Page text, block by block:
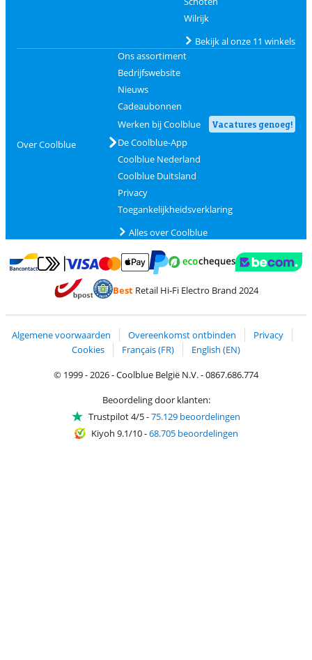
Wilrijk
Bekijk al onze 11 winkels
Over Coolblue
Ons assortiment
Bedrijfswebsite
Nieuws
Cadeaubonnen
Werken bij Coolblue
Vacatures genoeg!
De Coolblue-App
Coolblue Nederland
Coolblue Duitsland
Privacy
Toegankelijkheidsverklaring
Alles over Coolblue
Betalen met Bancontact
Betalen met MasterCard en Visa via ClickToPay
Betalen met PayPal
BestRetail Hi-Fi Electro Brand 2024
Algemene voorwaarden Overeenkomst ontbinden
Privacy
Cookies
Français (FR)
English (EN)
© 1999 - 2026 - Coolblue België N.V. - 0867.686.774
Beoordeling door klanten:
Trustpilot 4/5-75.129 beoordelingen
Kiyoh 9.1/10-68.705 beoordelingen